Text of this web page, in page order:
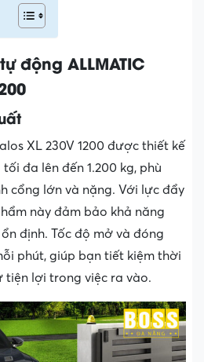
động ALLMATIC
XL 230V 1200 được thiết kế
đa lên đến 1.200 kg, phù
cổng lớn và nặng. Với lực đẩy
này đảm bảo khả năng
định. Tốc độ mở và đóng
phút, giúp bạn tiết kiệm thời
lợi trong việc ra vào.